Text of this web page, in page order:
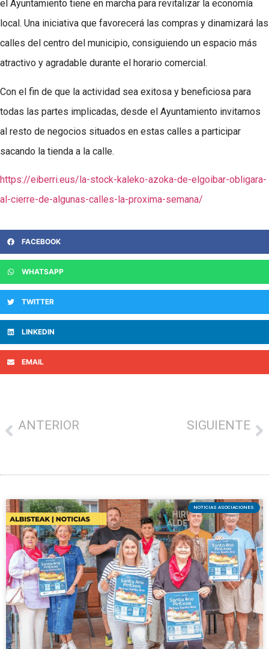
el Ayuntamiento tiene en marcha para revitalizar la economía
local. Una iniciativa que favorecerá las compras y dinamizará las
calles del centro del municipio, consiguiendo un espacio más
atractivo y agradable durante el horario comercial.
Con el fin de que la actividad sea exitosa y beneficiosa para
todas las partes implicadas, desde el Ayuntamiento invitamos
al resto de negocios situados en estas calles a participar
sacando la tienda a la calle.
https://eiberri.eus/la-stock-kaleko-azoka-de-elgoibar-obligara-
al-cierre-de-algunas-calles-la-proxima-semana/
FACEBOOK
WHATSAPP
TWITTER
LINKEDIN
EMAIL
ANTERIOR SIGUIENTE
NOTICIAS ASOCIACIONES